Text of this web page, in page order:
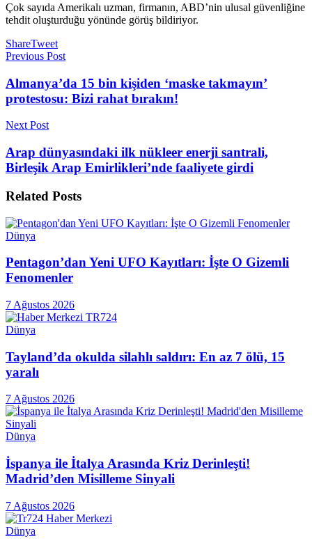
Çok sayıda Amerikalı uzman, firmanın, ABD’nin ulusal güvenliğine
tehdit oluşturduğu yönünde görüş bildiriyor.
ShareTweet
Previous Post
Almanya’da 15 bin kişiden ‘maske takmayın’
protestosu: Bizi rahat bırakın!
Next Post
Arap dünyasındaki ilk nükleer enerji santrali,
Birleşik Arap Emirlikleri’nde faaliyete girdi
Related Posts
Dünya
Pentagon’dan Yeni UFO Kayıtları: İşte O Gizemli
Fenomenler
7 Ağustos 2026
Dünya
Tayland’da okulda silahlı saldırı: En az 7 ölü, 15
yaralı
7 Ağustos 2026
Dünya
İspanya ile İtalya Arasında Kriz Derinleşti!
Madrid’den Misilleme Sinyali
7 Ağustos 2026
Dünya